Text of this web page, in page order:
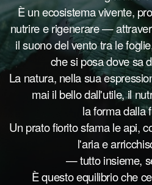
È un ecosistema vivente,
nutrire e rigenerare —
il suono del vento tra le
che si posa dove sa
La natura, nella sua
mai il bello dall'utile, il
la forma dalla
Un prato fiorito sfama le api,
l'aria e
— tutto insieme,
È questo equilibrio che